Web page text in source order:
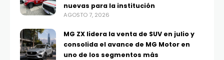
nuevas para la institución
AGOSTO 7, 2026
MG ZX lidera la venta de SUV en julio y
consolida el avance de MG Motor en
uno de los segmentos más